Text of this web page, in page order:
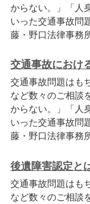
からない。」「人
いった交通事故問
藤・野口法律事務
交通事故におけ
交通事故問題はも
など数々のご相談
からない。」「人
いった交通事故問
藤・野口法律事務
後遺障害認定と
交通事故問題はも
など数々のご相談